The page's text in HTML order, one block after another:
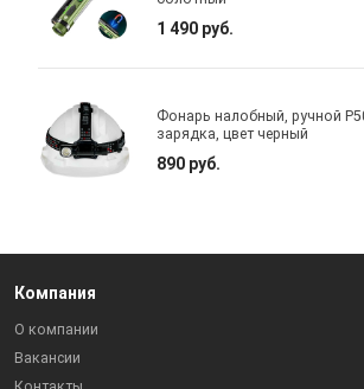
1 490 руб.
Фонарь налобный, ручной
зарядка, цвет черный
890 руб.
Компания
О компании
Вакансии